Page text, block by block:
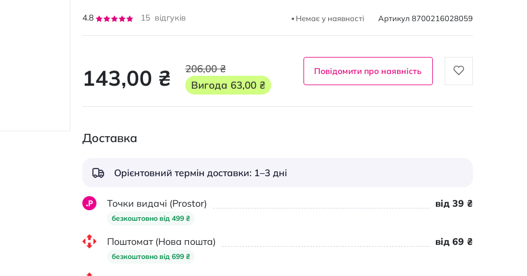
Рейтинг:
4.8
15 відгуків Немає у наявності Артикул 8700216028059
143,00 ₴
206,00 ₴
Вигода 63,00 ₴
Повідомити про наявність
Доставка
Орієнтовний термін доставки: 1–3 дні
Точки видачі (Prostor)
безкоштовно від 499 ₴
від 39 ₴
Поштомат (Нова пошта)
безкоштовно від 699 ₴
від 69 ₴